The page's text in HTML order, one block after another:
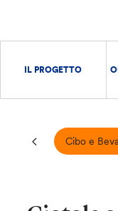
IL PROGETTO
Cibo e